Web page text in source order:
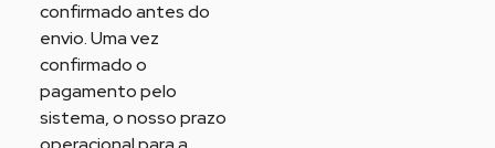
confirmado antes do
envio. Uma vez
confirmado o
pagamento pelo
sistema, o nosso prazo